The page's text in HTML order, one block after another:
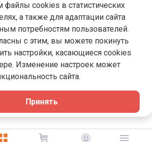
сова"
16 17
cookies в статистических
а также для адаптации сайта
потребностям пользователей.
с этим, вы можете покинуть
настройки, касающиеся cookies
Изменение настроек может
сайта.
Принять